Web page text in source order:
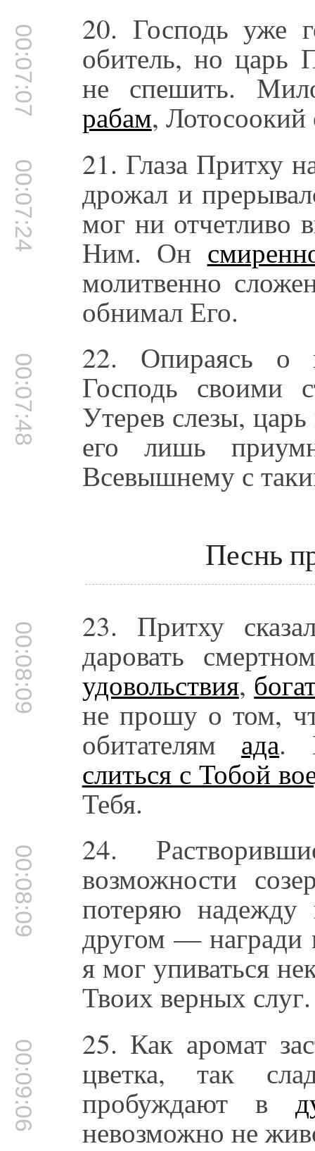
00:07:07 20. Господь уже
обитель, но царь
не спешить.
рабам, Лотосоокий
00:07:24 21. Глаза Притху
дрожал и
мог ни отчетливо
Ним. Он
молитвенно
обнимал Его.
00:07:48 22. Опираясь о
Господь своими
Утерев слезы,
его лишь
Всевышнему с
Песнь
00:08:09 23. Притху
даровать
удовольствия,
не прошу о том,
обитателям ада.
слиться с Тобой
Тебя.
00:08:09 24.
возможности
потеряю
другом —
я мог упиваться
Твоих верных слуг.
00:09:06 25. Как аромат
цветка, так
пробуждают в
невозможно не